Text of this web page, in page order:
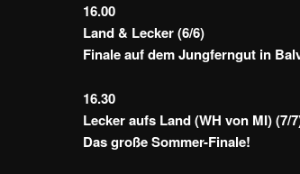
16.00
Land & Lecker (6/6)
Finale auf dem Jungferngut in
16.30
Lecker aufs Land (WH von MI) (7/
Das große Sommer-Finale!